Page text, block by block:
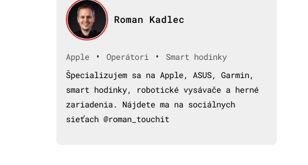
Roman Kadlec
Apple • Operátori •
Smart hodinky
Špecializujem sa na Apple, ASUS, Garmin,
smart hodinky, robotické vysávače a herné
zariadenia. Nájdete ma na sociálnych
sieťach @roman_touchit